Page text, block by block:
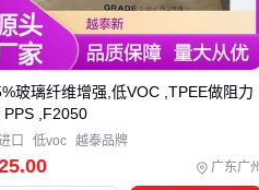
适合需要与混凝土形成整体防水
其防水效果会随时间增强，但对
虑材料与施工场景的匹配度。
后期维修成本可能远超初期节
.00 广东广
玻璃纤维增强,低VOC ,TPEE做阻力
PPS ,F2050
口 低voc 越泰品牌